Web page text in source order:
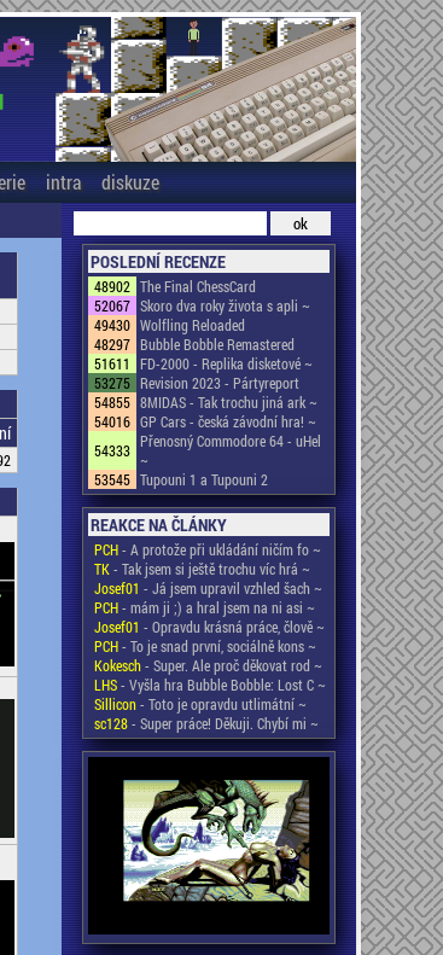
intra diskuze
POSLEDNÍ RECENZE
48902 The Final ChessCard
52067 Skoro dva roky života s apli ~
49430 Wolfling Reloaded
48297 Bubble Bobble Remastered
51611
FD-2000 - Replika disketové ~
53275 Revision 2023 - Pártyreport
54855 8MIDAS - Tak trochu jiná ark ~
54016 GP Cars - česká závodní hra! ~
54333 Přenosný Commodore 64 - uHel
~
53545 Tupouni 1 a Tupouni 2
REAKCE NA ČLÁNKY
PCH- A protože při ukládání ničím fo ~
TK- Tak jsem si ještě trochu víc hrá ~
Josef01 - Já jsem upravil vzhled šach ~
PCH- mám ji ;) a hral jsem na ni asi ~
Josef01 - Opravdu krásná práce, člově ~
PCH- To je snad první, sociálně kons ~
Kokesch- Super. Ale proč děkovat rod ~
LHS- Vyšla hra Bubble Bobble: Lost C ~
Sillicon- Toto je opravdu utlimátní ~
sc128- Super práce! Děkuji. Chybí mi ~